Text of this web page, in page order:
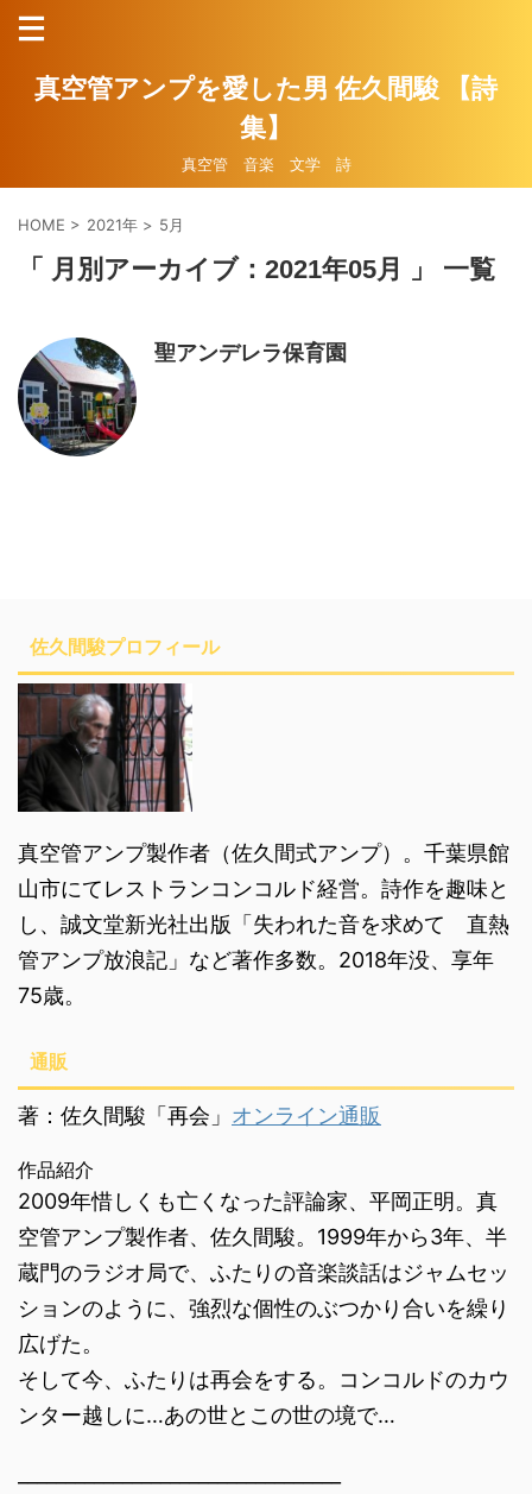
真空管アンプを愛した男 佐久間駿 【詩
集】
真空管 音楽 文学 詩
HOME > 2021年 > 5月
「 月別アーカイブ：2021年05月 」 一覧
聖アンデレラ保育園
佐久間駿プロフィール
真空管アンプ製作者（佐久間式アンプ）。千葉県館
山市にてレストランコンコルド経営。詩作を趣味と
し、誠文堂新光社出版「失われた音を求めて 直熱
管アンプ放浪記」など著作多数。2018年没、享年
75歳。
通販
著：佐久間駿「再会」 オンライン通販
作品紹介
2009年惜しくも亡くなった評論家、平岡正明。真
空管アンプ製作者、佐久間駿。1999年から3年、半
蔵門のラジオ局で、ふたりの音楽談話はジャムセッ
ションのように、強烈な個性のぶつかり合いを繰り
広げた。
そして今、ふたりは再会をする。コンコルドのカウ
ンター越しに…あの世とこの世の境で…